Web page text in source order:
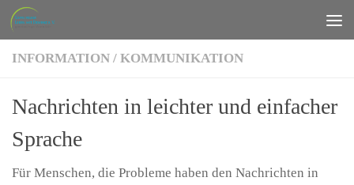
Zum Inhalt springen
INFORMATION / KOMMUNIKATION
Nachrichten in leichter und einfacher
Sprache
Für Menschen, die Probleme haben den Nachrichten in